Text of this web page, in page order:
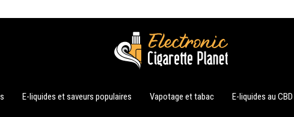
E-liquides et saveurs populaires Vapotage et tabac E-liquides au CBD